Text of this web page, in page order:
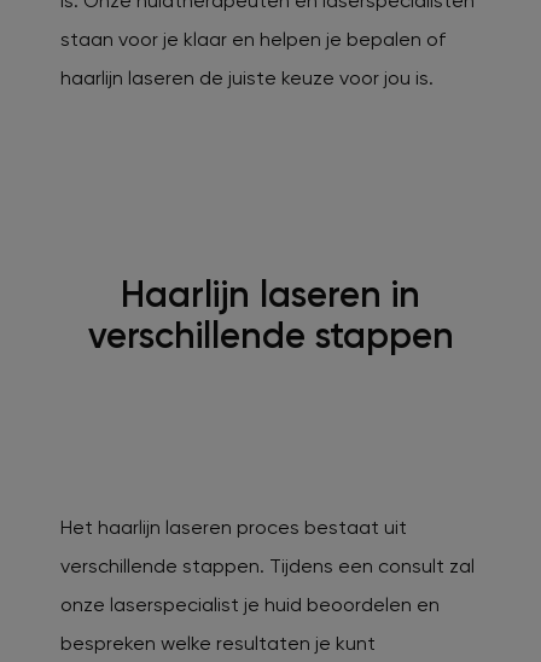
staan voor je klaar en helpen je bepalen of
haarlijn laseren de juiste keuze voor jou is.
Haarlijn laseren in
verschillende stappen
Het haarlijn laseren proces bestaat uit
verschillende stappen. Tijdens een consult zal
onze laserspecialist je huid beoordelen en
bespreken welke resultaten je kunt